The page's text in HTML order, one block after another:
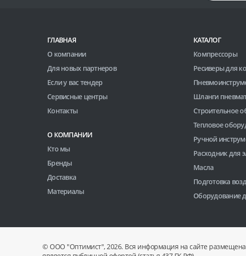
ГЛАВНАЯ
О компании
Для новых партнеров
Если у вас тендер
Сервисные центры
Контакты
О КОМПАНИИ
Кто мы
Бренды
Доставка
Материалы
КАТАЛОГ
Компрессоры
Ресиверы для
Шланги
Строительное
Тепловое
Ручной
Расходник для
Масла
Подготовка
Оборудование
© ООО "Оптимист", 2026. Вся информация на сайте размещена